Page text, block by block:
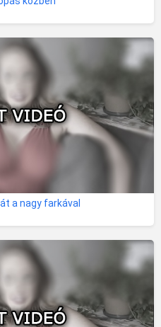
a nagy farkával